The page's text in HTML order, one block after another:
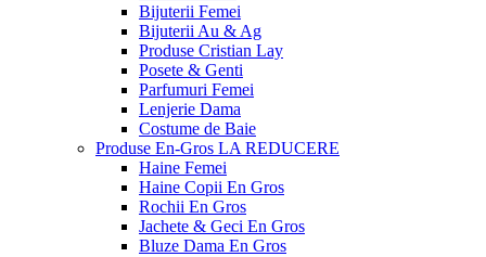
Bijuterii Femei
Bijuterii Au & Ag
Produse Cristian Lay
Posete & Genti
Parfumuri Femei
Lenjerie Dama
Costume de Baie
Produse En-Gros LA REDUCERE
Haine Femei
Haine Copii En Gros
Rochii En Gros
Jachete & Geci En Gros
Bluze Dama En Gros